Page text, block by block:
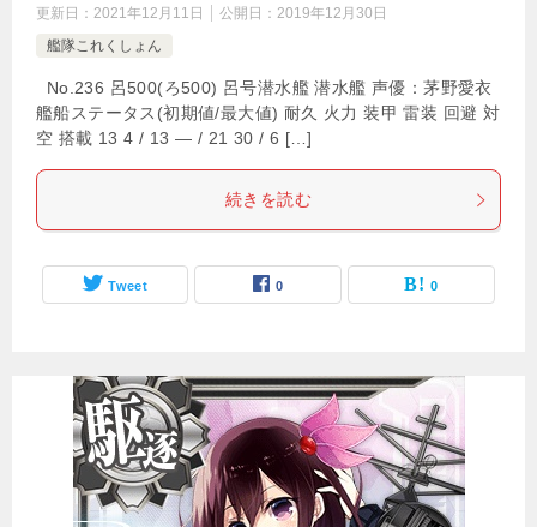
更新日： 2021年12月11日 公開日： 2019年12月30日
艦隊これくしょん
No.236 呂500(ろ500) 呂号潜水艦 潜水艦 声優：茅野愛衣
艦船ステータス(初期値/最大値) 耐久 火力 装甲 雷装 回避 対
空 搭載 13 4 / 13 — / 21 30 / 6 […]
続きを読む
Tweet 0 0